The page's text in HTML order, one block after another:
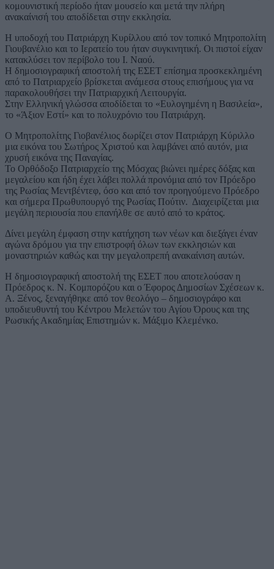
κομουνιστική περίοδο ήταν μουσείο και μετά την πλήρη
ανακαίνισή του αποδίδεται στην εκκλησία.
Η υποδοχή του Πατριάρχη Κυρίλλου από τον τοπικό Μητροπολίτη
Γιουβανέλιο και το Ιερατείο του ήταν συγκινητική. Οι πιστοί είχαν
κατακλύσει τον περίβολο του Ι. Ναού.
Η δημοσιογραφική αποστολή της ΕΣΕΤ επίσημα προσκεκλημένη
από το Πατριαρχείο βρίσκεται ανάμεσα στους επισήμους για να
παρακολουθήσει την Πατριαρχική Λειτουργία.
Στην Ελληνική γλώσσα αποδίδεται το «Ευλογημένη η Βασιλεία»,
το «Άξιον Εστί» και το πολυχρόνιο του Πατριάρχη.
Ο Μητροπολίτης Γιοβανέλιος δωρίζει στον Πατριάρχη Κύριλλο
μια εικόνα του Σωτήρος Χριστού και λαμβάνει από αυτόν, μια
χρυσή εικόνα της Παναγίας.
Το Ορθόδοξο Πατριαρχείο της Μόσχας βιώνει ημέρες δόξας και
μεγαλείου και ήδη έχει λάβει πολλά προνόμια από τον Πρόεδρο
της Ρωσίας Μεντβέντεφ, όσο και από τον προηγούμενο Πρόεδρο
και σήμερα Πρωθυπουργό της Ρωσίας Πούτιν. Διαχειρίζεται μια
μεγάλη περιουσία που επανήλθε σε αυτό από το κράτος.
Δίνει μεγάλη έμφαση στην κατήχηση των νέων και διεξάγει έναν
αγώνα δρόμου για την επιστροφή όλων των εκκλησιών και
μοναστηριών καθώς και την μεγαλοπρεπή ανακαίνιση αυτών.
Η δημοσιογραφική αποστολή της ΕΣΕΤ που αποτελούσαν η
Πρόεδρος κ. Ν. Κομπορόζου και ο Έφορος Δημοσίων Σχέσεων κ.
Α. Ξένος, ξεναγήθηκε από τον θεολόγο – δημοσιογράφο και
υποδιευθυντή του Κέντρου Μελετών του Αγίου Όρους και της
Ρωσικής Ακαδημίας Επιστημών κ. Μάξιμο Κλεμένκο.